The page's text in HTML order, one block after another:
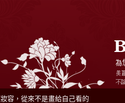
妝容，從來不是畫給自己看的